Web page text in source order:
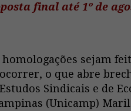
final até 1º de
sejam
o que abre
Sindicais e de
(Unicamp)